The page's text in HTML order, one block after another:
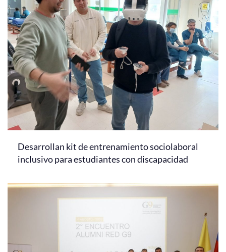
Desarrollan kit de entrenamiento sociolaboral
inclusivo para estudiantes con discapacidad